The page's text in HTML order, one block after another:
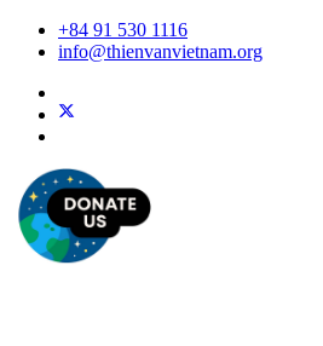
+84 91 530 1116
info@thienvanvietnam.org